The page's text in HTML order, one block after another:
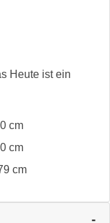
Heute ist ein
cm
cm
cm